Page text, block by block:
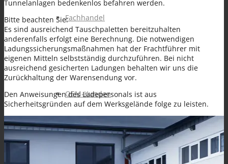
Fachhandel
OEM-Kunden
Tunnelanlagen bedenkenlos befahren werden.
Bitte beachten Sie:
Es sind ausreichend Tauschpaletten bereitzuhalten
anderenfalls erfolgt eine Berechnung. Die notwendigen
Ladungssicherungsmaßnahmen hat der Frachtführer mit
eigenen Mitteln selbstständig durchzuführen. Bei nicht
ausreichend gesicherten Ladungen behalten wir uns die
Zurückhaltung der Warensendung vor.
Den Anweisungen des Ladepersonals ist aus
Sicherheitsgründen auf dem Werksgelände folge zu leisten.